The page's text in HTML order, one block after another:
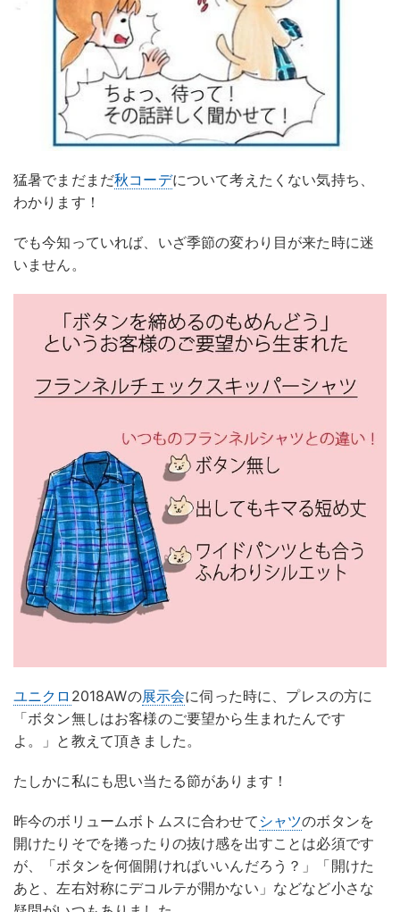
猛暑でまだまだ秋コーデについて考えたくない気持ち、
わかります！
でも今知っていれば、いざ季節の変わり目が来た時に迷
いません。
ユニクロ 2018AWの展示会に伺った時に、プレスの方に
「ボタン無しはお客様のご要望から生まれたんです
よ。」と教えて頂きました。
たしかに私にも思い当たる節があります！
昨今のボリュームボトムスに合わせて シャツのボタンを
開けたりそでを捲ったりの抜け感を出すことは必須です
が、「ボタンを何個開ければいいんだろう？」「開けた
あと、左右対称にデコルテが開かない」などなど小さな